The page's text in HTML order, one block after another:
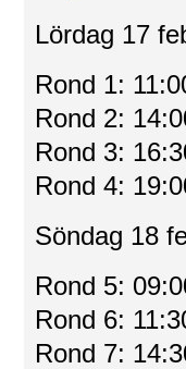
Lördag 17
Rond 1:
Rond 2:
Rond 3:
Rond 4:
Söndag 18
Rond 5:
Rond 6:
Rond 7: